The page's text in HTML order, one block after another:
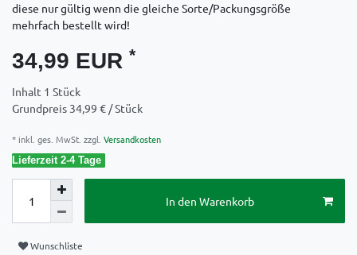
diese nur gültig wenn die gleiche Sorte/Packungsgröße
mehrfach bestellt wird!
34,99 EUR *
Inhalt 1 Stück
Grundpreis 34,99 € / Stück
* inkl. ges. MwSt. zzgl. Versandkosten
Lieferzeit 2-4 Tage
In den Warenkorb
Wunschliste